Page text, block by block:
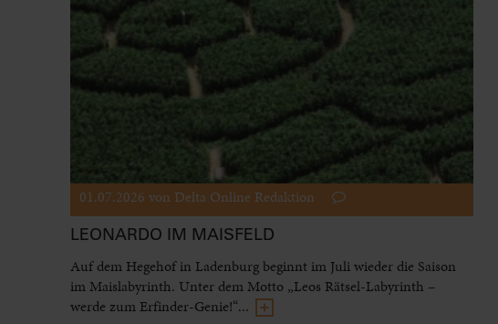
01.07.2026 von Delta Online Redaktion
LEONARDO IM MAISFELD
Auf dem Hegehof in Ladenburg beginnt im Juli wieder die Saison
im Maislabyrinth. Unter dem Motto „Leos Rätsel-Labyrinth –
werde zum Erfinder-Genie!“...